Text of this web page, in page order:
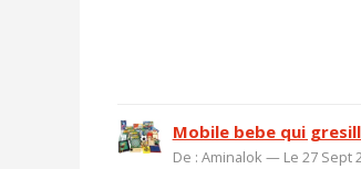
Mobile bebe qui
De : Aminalok — Le 27 Sept